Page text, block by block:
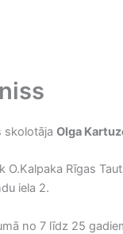
skolotāja Olga
O.Kalpaka Rīgas
iela 2.
no 7 līdz 25